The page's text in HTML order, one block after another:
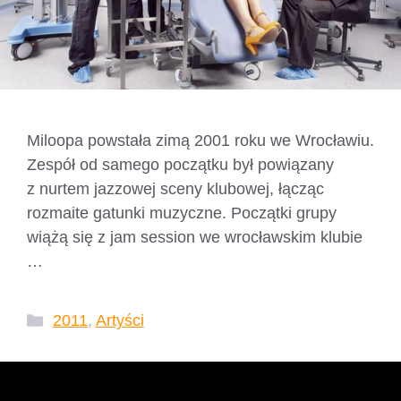
Miloopa powstała zimą 2001 roku we Wrocławiu.
Zespół od samego początku był powiązany
z nurtem jazzowej sceny klubowej, łącząc
rozmaite gatunki muzyczne. Początki grupy
wiążą się z jam session we wrocławskim klubie
…
Kategorie
2011, Artyści